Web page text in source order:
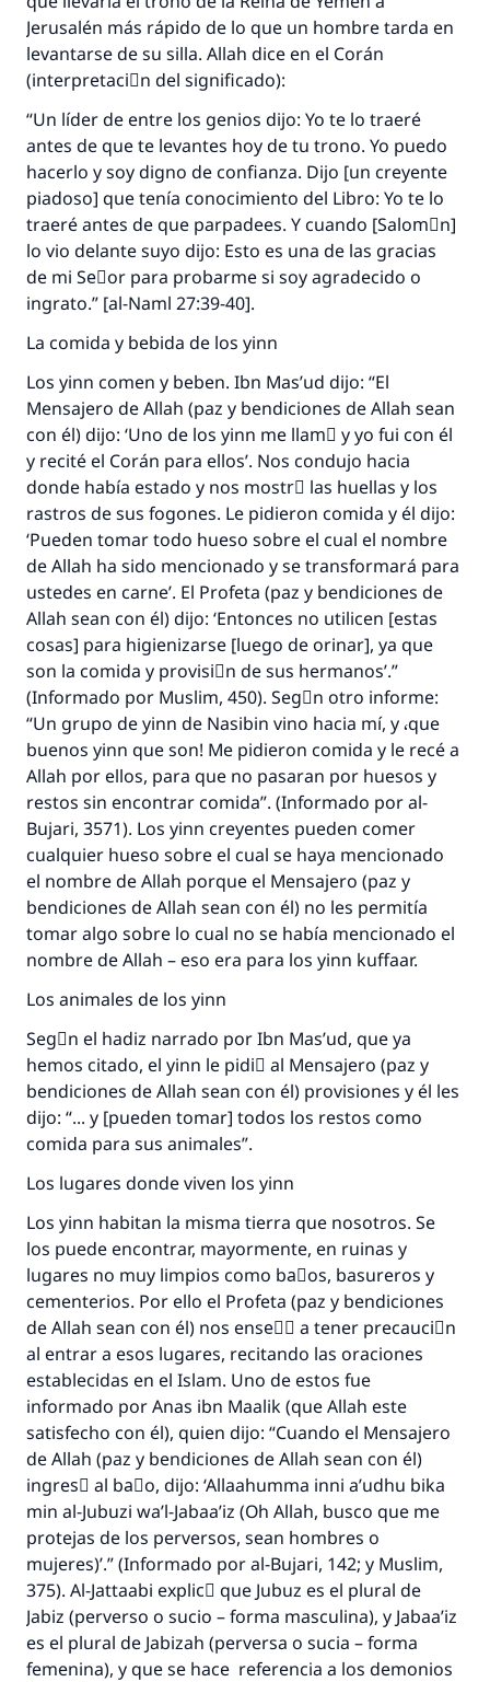
Jerusalén más rápido de lo que un hombre tarda en
levantarse de su silla. Allah dice en el Corán
(interpretaciَn del significado):
“Un líder de entre los genios dijo: Yo te lo traeré
antes de que te levantes hoy de tu trono. Yo puedo
hacerlo y soy digno de confianza. Dijo [un creyente
piadoso] que tenía conocimiento del Libro: Yo te lo
traeré antes de que parpadees. Y cuando [Salomَn]
lo vio delante suyo dijo: Esto es una de las gracias
de mi Seٌor para probarme si soy agradecido o
ingrato.” [al-Naml 27:39-40].
La comida y bebida de los yinn
Los yinn comen y beben. Ibn Mas’ud dijo: “El
Mensajero de Allah (paz y bendiciones de Allah sean
con él) dijo: ‘Uno de los yinn me llamَ y yo fui con él
y recité el Corán para ellos’. Nos condujo hacia
donde había estado y nos mostrَ las huellas y los
rastros de sus fogones. Le pidieron comida y él dijo:
‘Pueden tomar todo hueso sobre el cual el nombre
de Allah ha sido mencionado y se transformará para
ustedes en carne’. El Profeta (paz y bendiciones de
Allah sean con él) dijo: ‘Entonces no utilicen [estas
cosas] para higienizarse [luego de orinar], ya que
son la comida y provisiَn de sus hermanos’.”
(Informado por Muslim, 450). Segْn otro informe:
“Un grupo de yinn de Nasibin vino hacia mí, y ،que
buenos yinn que son! Me pidieron comida y le recé a
Allah por ellos, para que no pasaran por huesos y
restos sin encontrar comida”. (Informado por al-
Bujari, 3571). Los yinn creyentes pueden comer
cualquier hueso sobre el cual se haya mencionado
el nombre de Allah porque el Mensajero (paz y
bendiciones de Allah sean con él) no les permitía
tomar algo sobre lo cual no se había mencionado el
nombre de Allah – eso era para los yinn kuffaar.
Los animales de los yinn
Segْn el hadiz narrado por Ibn Mas’ud, que ya
hemos citado, el yinn le pidiَ al Mensajero (paz y
bendiciones de Allah sean con él) provisiones y él les
dijo: “... y [pueden tomar] todos los restos como
comida para sus animales”.
Los lugares donde viven los yinn
Los yinn habitan la misma tierra que nosotros. Se
los puede encontrar, mayormente, en ruinas y
lugares no muy limpios como baٌos, basureros y
cementerios. Por ello el Profeta (paz y bendiciones
de Allah sean con él) nos enseٌَ a tener precauciَn
al entrar a esos lugares, recitando las oraciones
establecidas en el Islam. Uno de estos fue
informado por Anas ibn Maalik (que Allah este
satisfecho con él), quien dijo: “Cuando el Mensajero
de Allah (paz y bendiciones de Allah sean con él)
ingresَ al baٌo, dijo: ‘Allaahumma inni a’udhu bika
min al-Jubuzi wa’l-Jabaa’iz (Oh Allah, busco que me
protejas de los perversos, sean hombres o
mujeres)’.” (Informado por al-Bujari, 142; y Muslim,
375). Al-Jattaabi explicَ que Jubuz es el plural de
Jabiz (perverso o sucio – forma masculina), y Jabaa’iz
es el plural de Jabizah (perversa o sucia – forma
femenina), y que se hace referencia a los demonios
La respuesta no. 110845 salvó un
matrimonio.
Desde la Q hasta la A, su contribución ayuda a
IslamQA.
Profeta ﷺ dijo:
"Una persona que orienta a otros a hacer el
bien obtendrá la misma recompensa que
aquellos que lo realicen."
(MUSLIM, 1893)
Contribuir